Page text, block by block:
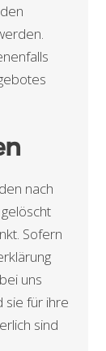
nach
Sofern
uns
sie für ihre
sind